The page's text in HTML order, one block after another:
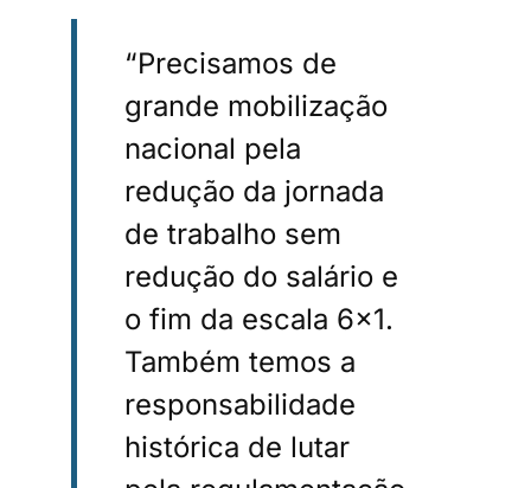
“Precisamos de
grande mobilização
nacional pela
redução da jornada
de trabalho sem
redução do salário e
o fim da escala 6×1.
Também temos a
responsabilidade
histórica de lutar